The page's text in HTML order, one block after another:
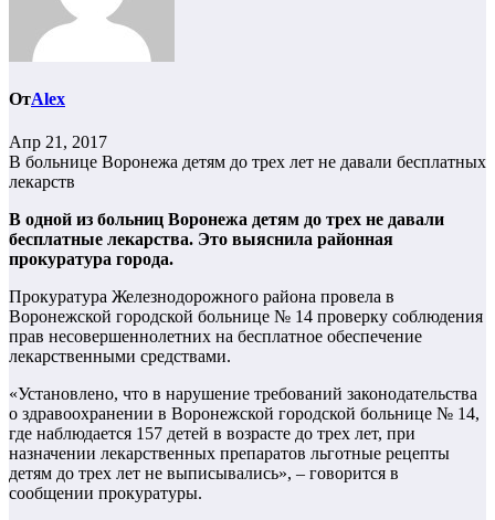
ОтAlex
Апр 21, 2017
В больнице Воронежа детям до трех лет не давали бесплатных
лекарств
В одной из больниц Воронежа детям до трех не давали
бесплатные лекарства. Это выяснила районная
прокуратура города.
Прокуратура Железнодорожного района провела в
Воронежской городской больнице № 14 проверку соблюдения
прав несовершеннолетних на бесплатное обеспечение
лекарственными средствами.
«Установлено, что в нарушение требований законодательства
о здравоохранении в Воронежской городской больнице № 14,
где наблюдается 157 детей в возрасте до трех лет, при
назначении лекарственных препаратов льготные рецепты
детям до трех лет не выписывались», – говорится в
сообщении прокуратуры.